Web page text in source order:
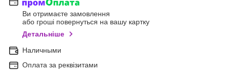
Ви отримаєте замовлення
або гроші повернуться на вашу картку
Детальніше
Наличными
Оплата за реквізитами